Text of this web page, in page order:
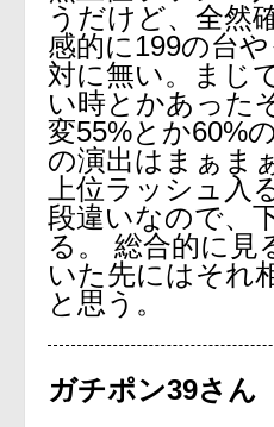
うだけど、全然
感的に199の台
対に無い。まじ
い時とかあった
変55%とか60%
の演出はまぁま
上位ラッシュ入
段違いなので、
る。 総合的に見
いた先にはそれ
と思う。
ガチポン39さん